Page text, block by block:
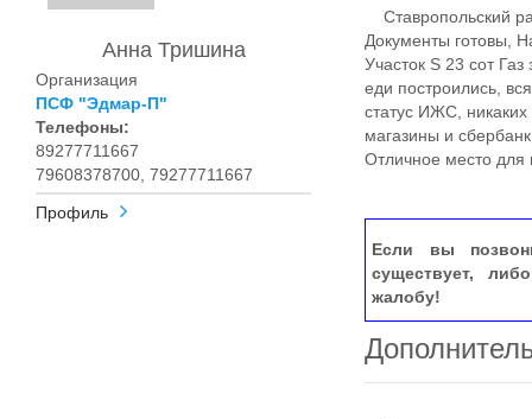
Анна Тришина
Организация
ПСФ "Эдмар-П"
Телефоны:
89277711667
79608378700, 79277711667
Профиль
Ставропольский
Документы готовы,
Участок S 23 сот
еди построились,
статус ИЖС,
магазины и
Отличное место для
Если вы
существует,
жалобу!